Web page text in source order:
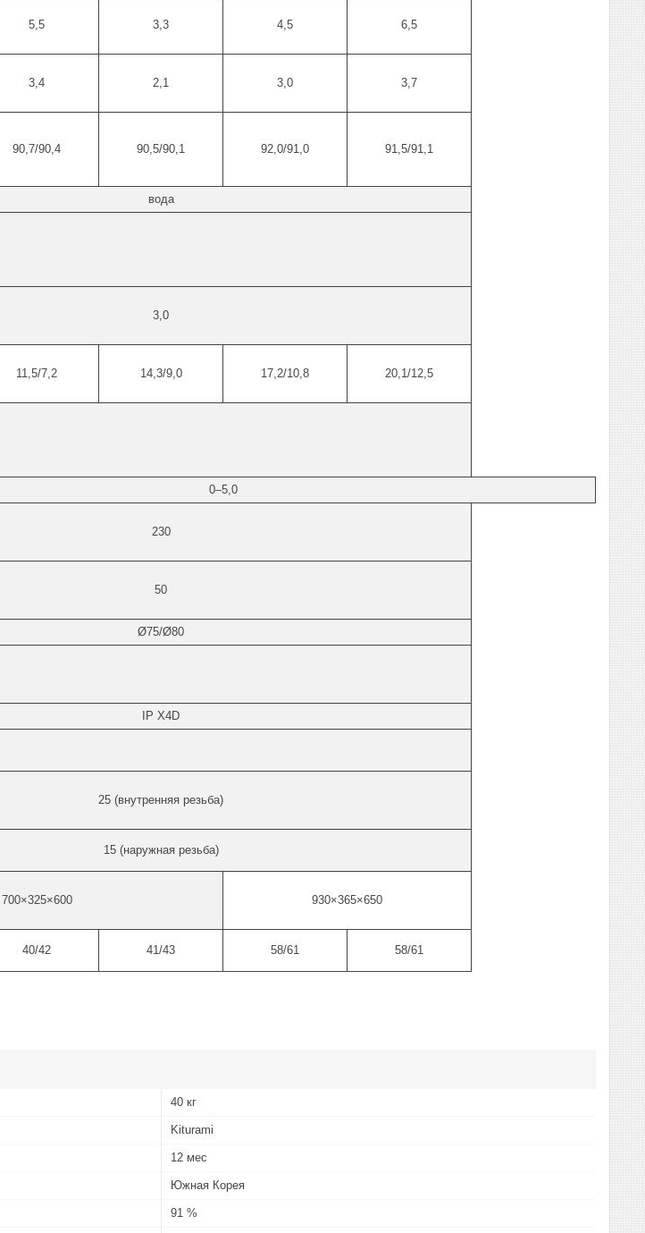
5,5 3,3 4,5 6,5
3,4 2,1 3,0 3,7
90,7/90,4 90,5/90,1 92,0/91,0 91,5/91,1
вода
3,0
11,5/7,2 14,3/9,0 17,2/10,8 20,1/12,5
0–5,0
230
50
Ø75/Ø80
IP X4D
25 (внутренняя резьба)
15 (наружная резьба)
700×325×600 930×365×650
40/42 41/43 58/61 58/61
40 кг
Kiturami
12 мес
Южная Корея
91 %